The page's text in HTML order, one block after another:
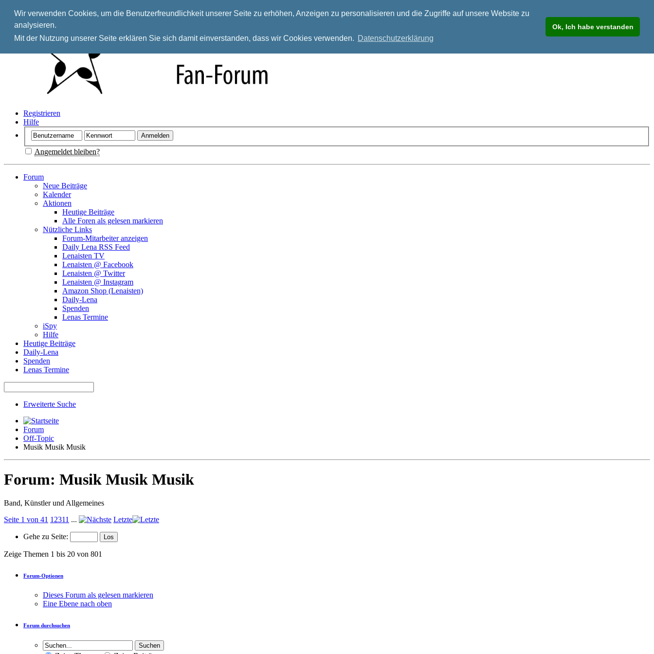
Wir verwenden Cookies, um die Benutzerfreundlichkeit unserer Seite zu erhöhen, Anzeigen zu personalisieren und die Zugriffe auf unsere Website zu
analysieren.
Mit der Nutzung unserer Seite erklären Sie sich damit einverstanden, dass wir Cookies verwenden. Datenschutzerklärung
Ok, Ich habe verstanden
Registrieren
Hilfe
Angemeldet bleiben?
Forum
Neue Beiträge
Kalender
Aktionen
Heutige Beiträge
Alle Foren als gelesen markieren
Nützliche Links
Forum-Mitarbeiter anzeigen
Daily Lena RSS Feed
Lenaisten TV
Lenaisten @ Facebook
Lenaisten @ Twitter
Lenaisten @ Instagram
Amazon Shop (Lenaisten)
Daily-Lena
Spenden
Lenas Termine
iSpy
Hilfe
Heutige Beiträge
Daily-Lena
Spenden
Lenas Termine
Erweiterte Suche
Forum
Off-Topic
Musik Musik Musik
Forum: Musik Musik Musik
Band, Künstler und Allgemeines
Seite 1 von 41 12311 ... Letzte
Gehe zu Seite:
Zeige Themen 1 bis 20 von 801
Forum-Optionen
Dieses Forum als gelesen markieren
Eine Ebene nach oben
Forum durchsuchen